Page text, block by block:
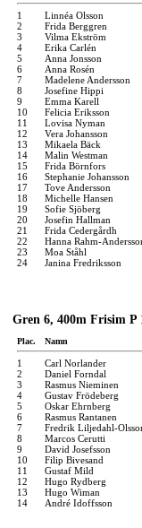
1 Linnéa Olsson
2
Frida Berggren
3
Vilma Ekström
4
Erika Carlén
5
Anna Jonsson
6
Anna Rosén
7
Madelene Andersson
8
Josefine Hippi
9
Emma Karell
10
Felicia Eriksson
11
Lovisa Nyman
12
Vera Johansson
13
Mikaela Bäck
14
Malin Westman
15
Frida Börnfors
16
Stephanie Johansson
17
Tove Andersson
18
Michelle Hansen
19
Sofie Sjöberg
20
Josefin Hallman
21
Frida Cedergårdh
22
Hanna Rahm-
23
Moa Ståhl
24
Janina Fredriksson
Gren 6, 400m Frisim P
Plac. Namn
1 Carl Norlander
2
Daniel Forndal
3
Rasmus Nieminen
4
Gustav Frödeberg
5
Oskar Ehrnberg
6
Rasmus Rantanen
7
Fredrik Liljedahl-
8
Marcos Cerutti
9
David Josefsson
10
Filip Bivesand
11
Gustaf Mild
12
Hugo Rydberg
13
Hugo Wiman
14
André Idoffsson